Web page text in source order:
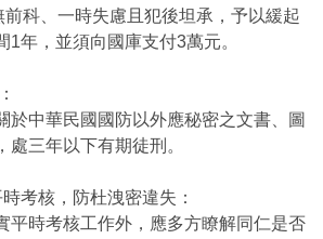
科、一時失慮且犯後坦承，予以緩起
1年，並須向國庫支付3萬元。
於中華民國國防以外應秘密之文書、圖
處三年以下有期徒刑。
考核，防杜洩密違失：
平時考核工作外，應多方瞭解同仁是否